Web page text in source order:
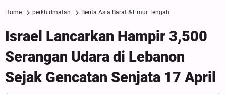
Home perkhidmatan Berita Asia Barat &Timur Tengah
Israel Lancarkan Hampir 3,500
Serangan Udara di Lebanon
Sejak Gencatan Senjata 17 April